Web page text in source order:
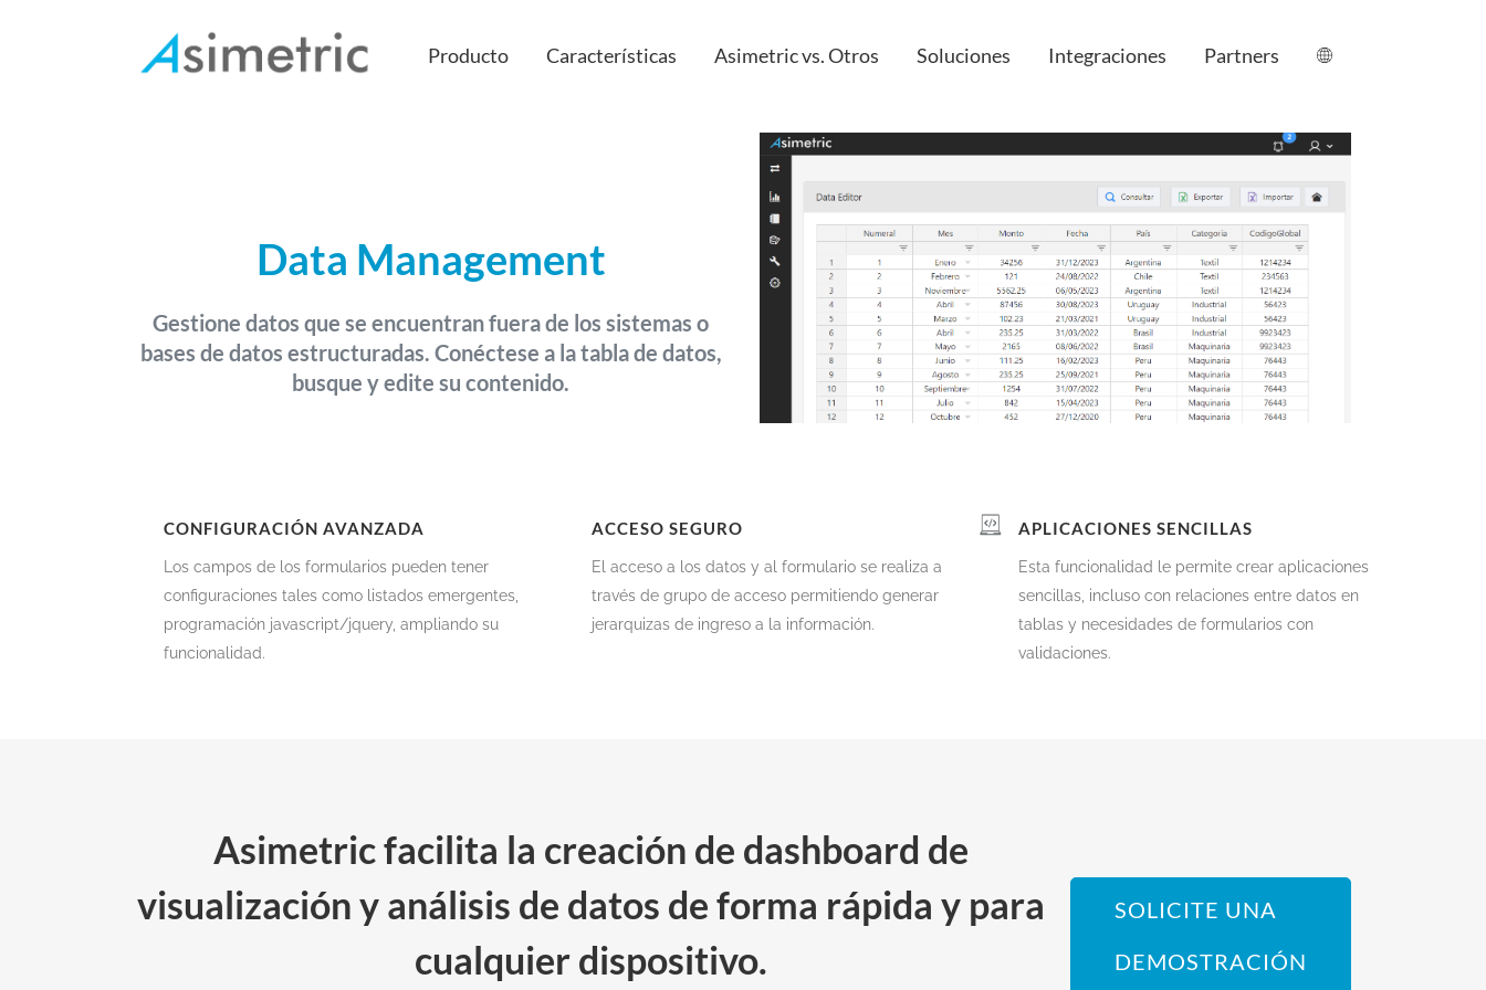
Producto Características Asimetric vs. Otros Soluciones
Procurement
Account management
Embedded & Extended Analytics
Cloud
HR & people
Finance
Sales
Project Management
Integraciones Partners
Data Management
Gestione datos que se encuentran fuera de los sistemas o
bases de datos estructuradas. Conéctese a la tabla de datos,
busque y edite su contenido.
CONFIGURACIÓN AVANZADA
Los campos de los formularios pueden tener
configuraciones tales como listados emergentes,
programación javascript/jquery, ampliando su
funcionalidad.
ACCESO SEGURO
El acceso a los datos y al formulario se realiza a
través de grupo de acceso permitiendo generar
jerarquizas de ingreso a la información.
APLICACIONES SENCILLAS
Esta funcionalidad le permite crear aplicaciones
sencillas, incluso con relaciones entre datos en
tablas y necesidades de formularios con
validaciones.
Asimetric facilita la creación de dashboard de
visualización y análisis de datos de forma rápida y para
cualquier dispositivo.
SOLICITE UNA
DEMOSTRACIÓN